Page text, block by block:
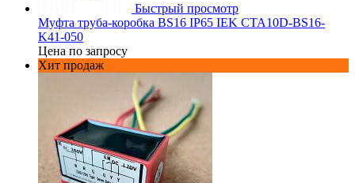
Быстрый просмотр
Муфта труба-коробка BS16 IP65 IEK CTA10D-BS16-
K41-050
Цена по запросу
Хит продаж